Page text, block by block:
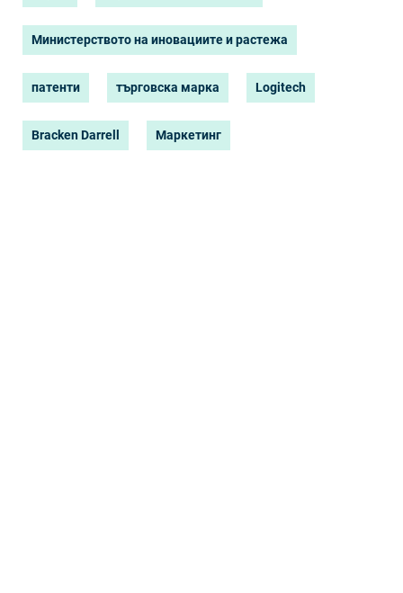
Министерството на иновациите и растежа
патенти търговска марка Logitech
Bracken Darrell Маркетинг